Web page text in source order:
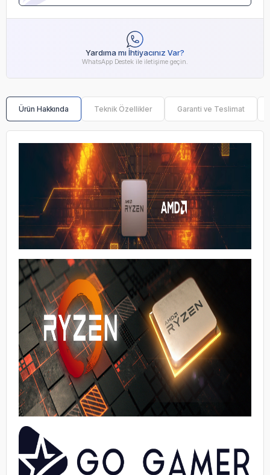
Yardıma mı İhtiyacınız Var?
WhatsApp Destek ile iletişime geçin.
Ürün Hakkında Teknik Özellikler Garanti ve Teslimat